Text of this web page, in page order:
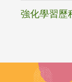
強化學習歷